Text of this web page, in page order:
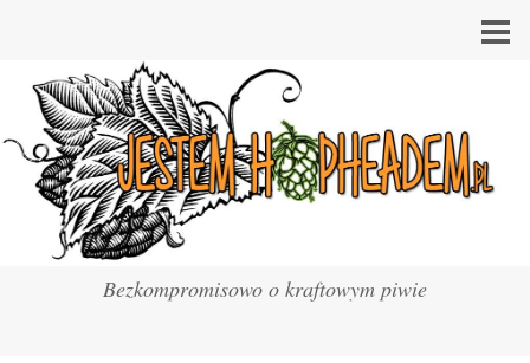
Bezkompromisowo o kraftowym piwie